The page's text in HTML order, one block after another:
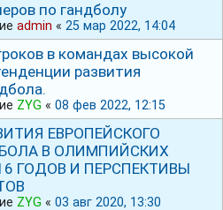
по гандболу
admin « 25 мар 2022, 14:04
в командах высокой
развития
ZYG « 08 фев 2022, 12:15
ЕВРОПЕЙСКОГО
В ОЛИМПИЙСКИХ
ГОДОВ И ПЕРСПЕКТИВЫ
ZYG « 03 авг 2020, 13:30